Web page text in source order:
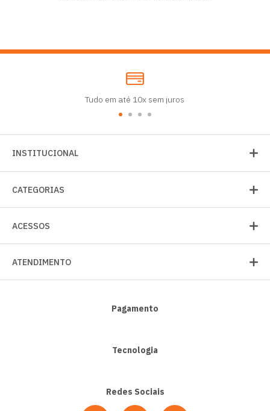
Tudo em até 10x sem juros
INSTITUCIONAL
CATEGORIAS
ACESSOS
ATENDIMENTO
Pagamento
Tecnologia
Redes Sociais